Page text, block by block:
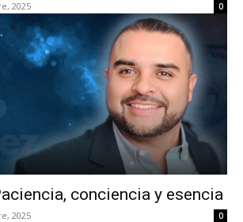
2025 0
conciencia y esencia
2025 0